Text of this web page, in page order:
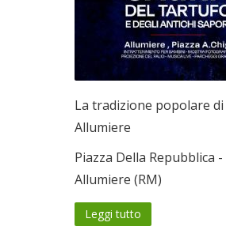
La tradizione popolare di
Allumiere
Piazza Della Repubblica -
Allumiere (RM)
Leggi tutto